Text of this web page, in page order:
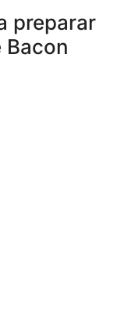
preparar
Bacon